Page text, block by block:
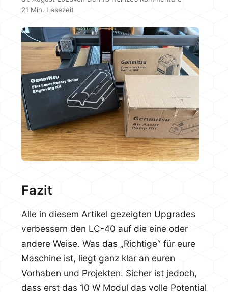
21 Min. Lesezeit
Fazit
Alle in diesem Artikel gezeigten Upgrades
verbessern den LC-40 auf die eine oder
andere Weise. Was das „Richtige“ für eure
Maschine ist, liegt ganz klar an euren
Vorhaben und Projekten. Sicher ist jedoch,
dass erst das 10 W Modul das volle Potential